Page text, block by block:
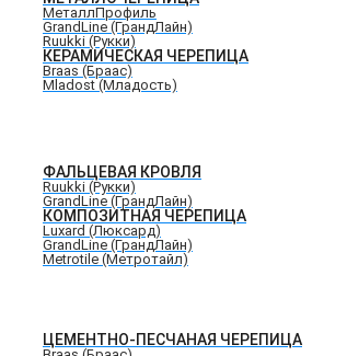
МеталлПрофиль
GrandLine (ГрандЛайн)
Ruukki (Рукки)
КЕРАМИЧЕСКАЯ ЧЕРЕПИЦА
Braas (Браас)
Mladost (Младость)
ФАЛЬЦЕВАЯ КРОВЛЯ
Ruukki (Рукки)
GrandLine (ГрандЛайн)
КОМПОЗИТНАЯ ЧЕРЕПИЦА
Luxard (Люксард)
GrandLine (ГрандЛайн)
Metrotile (Метротайл)
ЦЕМЕНТНО-ПЕСЧАНАЯ ЧЕРЕПИЦА